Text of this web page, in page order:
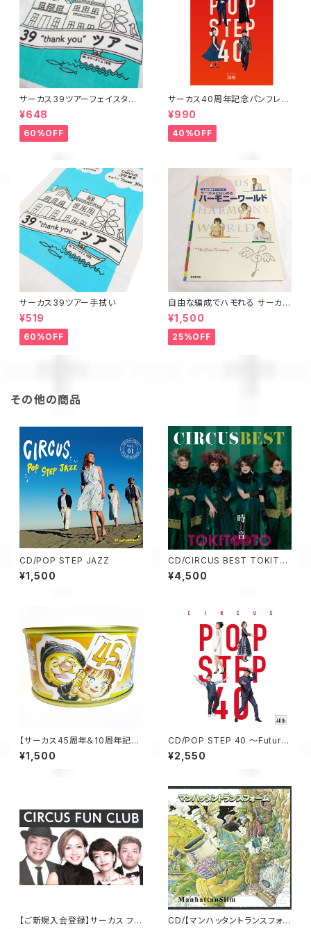
サーカス39ツアーフェイスタオ
ル
¥648
60%OFF
サーカス40周年記念パンフレッ
ト
¥990
40%OFF
サーカス39ツアー手拭い
¥519
60%OFF
自由な編成でハモれる サーカス
とはじめるハーモニーワールド
¥1,500
25%OFF
その他の商品
CD/POP STEP JAZZ
¥1,500
CD/CIRCUS BEST TOKIT∞
TO 時と音
¥4,500
【サーカス45周年＆10周年記念
パッケージ】サーカス×木の屋
"ミスターサバータイム”（2缶セッ
¥1,500
CD/POP STEP 40 ～Futur
（通常盤）
¥2,550
【ご新規入会登録】サーカス ファ
CD/【マンハッタントランスフォー